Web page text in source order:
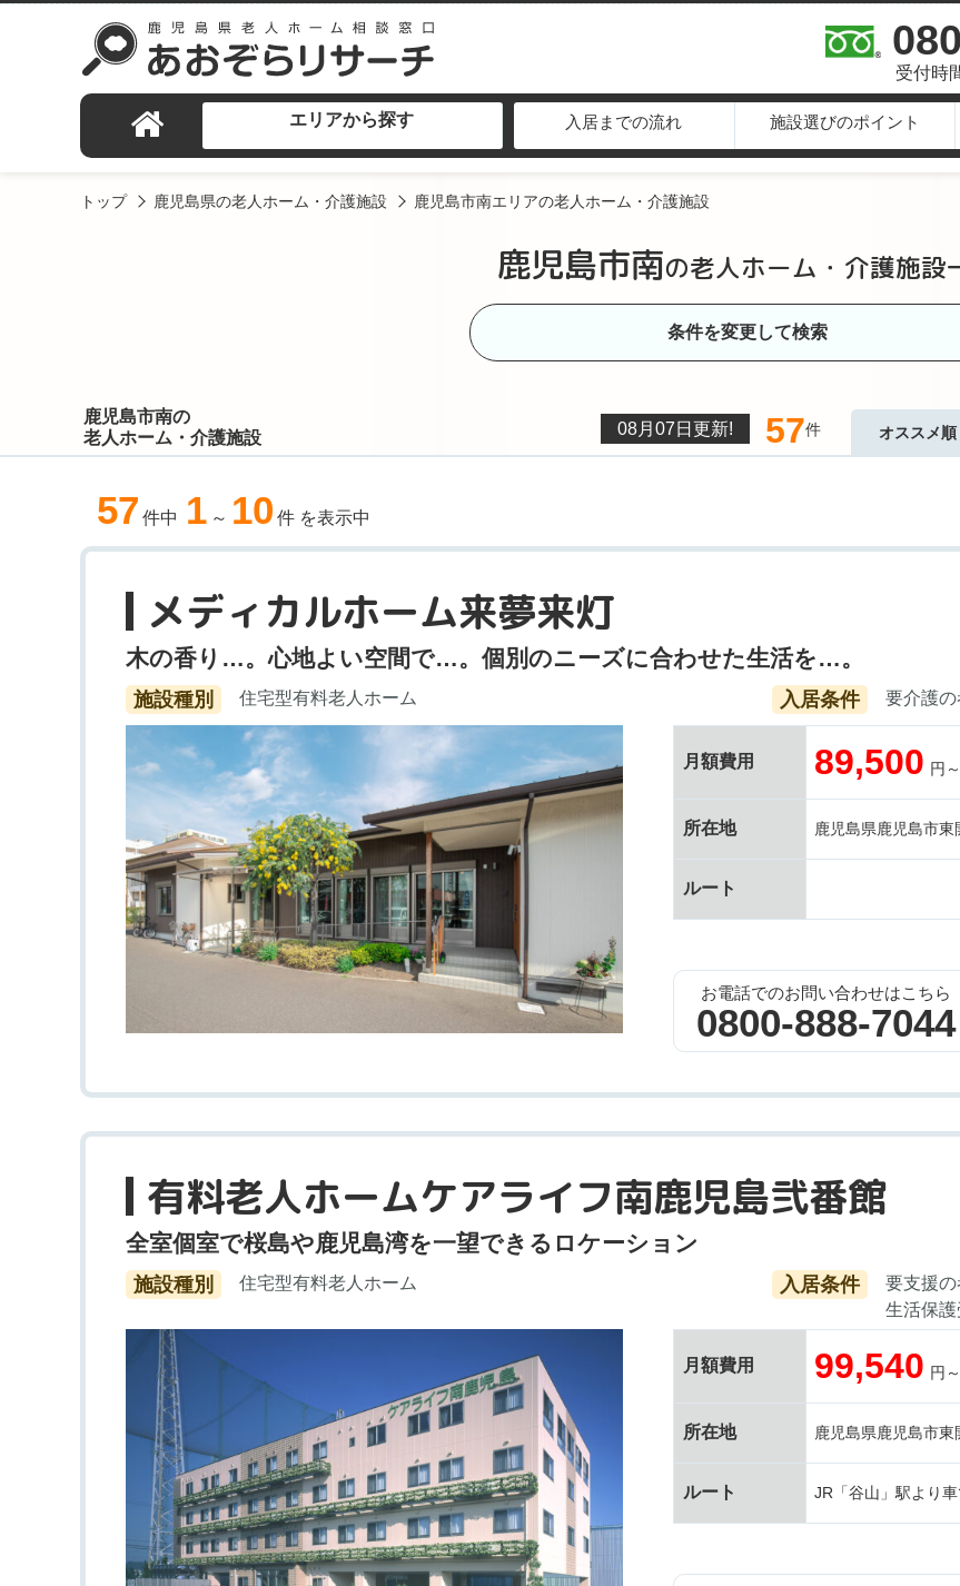
受付時
エリアから探す 入居までの流れ 施設選びのポイント
トップ 鹿児島県の老人ホーム・介護施設 鹿児島市南エリアの老人ホーム・介護施設
鹿児島市南の老人ホーム・介護施設
条件を変更して検索
鹿児島市南の
老人ホーム・介護施設
08月07日 更新! 57件 オススメ順
57 件中 1 ～ 10 件 を表示中
メディカルホーム来夢来灯
木の香り…。心地よい空間で…。個別のニーズに合わせた生活を…。
施設種別 住宅型有料老人ホーム 入居条件 要介護
月額費用 89,500 円～
所在地 鹿児島県鹿児島市東
ルート
お電話でのお問い合わせはこちら
0800-888-7044
有料老人ホームケアライフ南鹿児島弐番館
全室個室で桜島や鹿児島湾を一望できるロケーション
施設種別 住宅型有料老人ホーム 入居条件 要支援
生活保
月額費用 99,540 円～
所在地 鹿児島県鹿児島市
ルート JR「谷山」駅より